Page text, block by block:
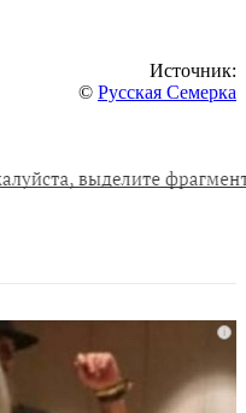
Источник:
© Русская Семерка
i